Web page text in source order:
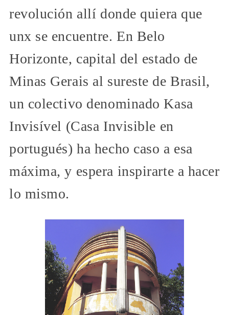
revolución allí donde quiera que
unx se encuentre. En Belo
Horizonte, capital del estado de
Minas Gerais al sureste de Brasil,
un colectivo denominado Kasa
Invisível (Casa Invisible en
portugués) ha hecho caso a esa
máxima, y espera inspirarte a hacer
lo mismo.